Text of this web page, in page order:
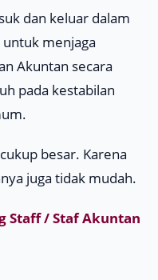
dan keluar dalam
menjaga
Akuntan secara
pada kestabilan
besar. Karena
juga tidak mudah.
Staff / Staf Akuntan